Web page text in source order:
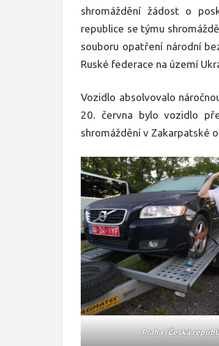
shromáždění žádost o
republice se týmu
souboru opatření národní
Ruské federace na území
Vozidlo absolvovalo
20. června bylo vozidlo
shromáždění v Zakarpatské
Praha (Česká